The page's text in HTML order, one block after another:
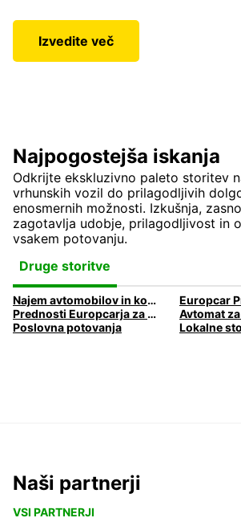
Izvedite več
Najpogostejša iskanja
Odkrijte ekskluzivno paleto storitev
vrhunskih vozil do prilagodljivih
enosmernih možnosti. Izkušnja,
zagotavlja udobje, prilagodljivost in
vsakem potovanju.
Druge storitve
Najem avtomobilov in kombijev za podjetja
Prednosti Europcarja za poslovne stranke
Poslovna potovanja
Naši partnerji
VSI PARTNERJI